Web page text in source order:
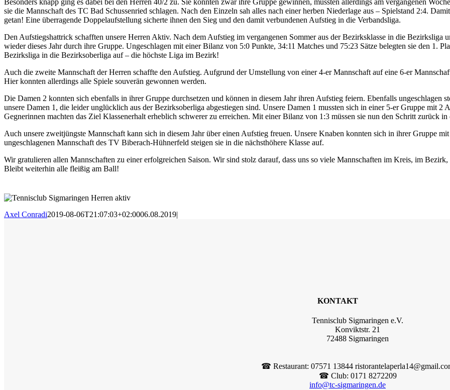
sie die Mannschaft des TC Bad Schussenried schlagen. Nach den Einzeln sah alles nach einer herben Niederlage aus – Spielstand 2:4.
getan! Eine überragende Doppelaufstellung sicherte ihnen den Sieg und den damit verbundenen Aufstieg in die Verbandsliga.
Den Aufstiegshattrick schafften unsere Herren Aktiv. Nach dem Aufstieg im vergangenen Sommer aus der Bezirksklasse in die Bezirksliga
wieder dieses Jahr durch ihre Gruppe. Ungeschlagen mit einer Bilanz von 5:0 Punkte, 34:11 Matches und 75:23 Sätze belegten sie den 1.
Bezirksliga in die Bezirksoberliga auf – die höchste Liga im Bezirk!
Auch die zweite Mannschaft der Herren schaffte den Aufstieg. Aufgrund der Umstellung von einer 4-er Mannschaft auf eine 6-er
Hier konnten allerdings alle Spiele souverän gewonnen werden.
Die Damen 2 konnten sich ebenfalls in ihrer Gruppe durchsetzen und können in diesem Jahr ihren Aufstieg feiern. Ebenfalls ungeschlagen
unsere Damen 1, die leider unglücklich aus der Bezirksoberliga abgestiegen sind. Unsere Damen 1 mussten sich in einer 5-er Gruppe mit 2
Gegnerinnen machten das Ziel Klassenerhalt erheblich schwerer zu erreichen. Mit einer Bilanz von 1:3 müssen sie nun den Schritt zurück
Auch unsere zweitjüngste Mannschaft kann sich in diesem Jahr über einen Aufstieg freuen. Unsere Knaben konnten sich in ihrer Gruppe
ungeschlagenen Mannschaft des TV Biberach-Hühnerfeld steigen sie in die nächsthöhere Klasse auf.
Wir gratulieren allen Mannschaften zu einer erfolgreichen Saison. Wir sind stolz darauf, dass uns so viele Mannschaften im Kreis, im
Bleibt weiterhin alle fleißig am Ball!
Axel Conradi2019-08-06T21:07:03+02:0006.08.2019|
KONTAKT
Tennisclub Sigmaringen e.V.
Konviktstr. 21
72488 Sigmaringen
☎︎ Restaurant: 07571 13844
☎︎ Club: 0171 8272209
info@tc-sigmaringen.de